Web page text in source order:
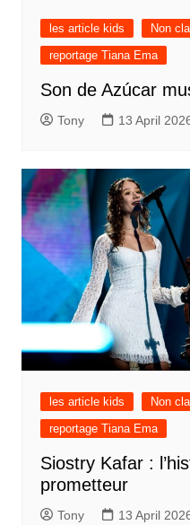
les article kids Non
reportage Tiana Ema
Son de Azúcar
Tony 13 April
les article kids Non
reportage Tiana Ema
Siostry Kafar :
prometteur
Tony 13 April